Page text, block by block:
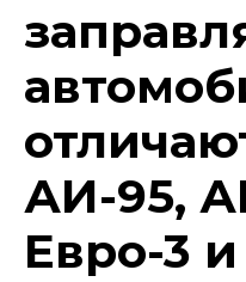
АИ-95,
Евро-3